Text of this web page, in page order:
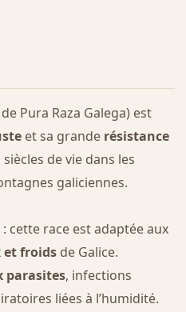
Pura Raza Galega) est
et sa grande résistance
de vie dans les
galiciennes.
: cette race est adaptée aux
et froidsde Galice.
parasites, infections
liées à l’humidité.